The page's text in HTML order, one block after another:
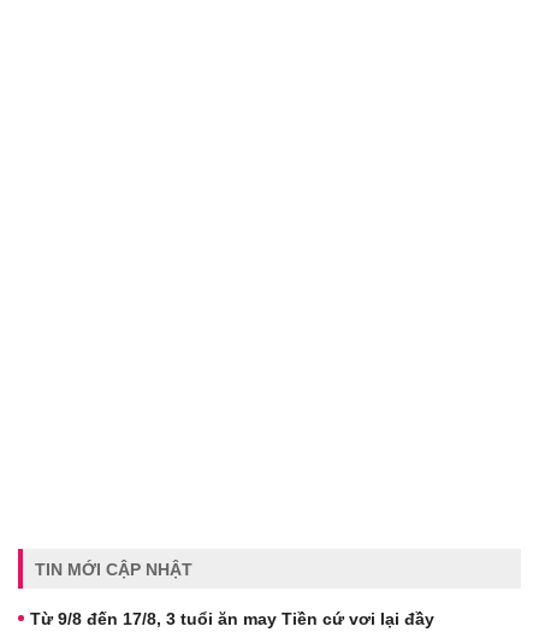
TIN MỚI CẬP NHẬT
Từ 9/8 đến 17/8, 3 tuổi ăn may Tiền cứ vơi lại đầy